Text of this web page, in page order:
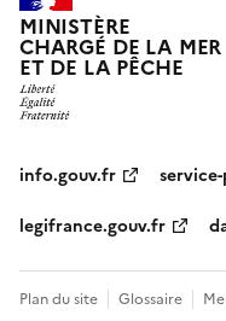
MINISTÈRE
CHARGÉ DE LA MER
ET DE LA PÊCHE
info.gouv.fr
legifrance.gouv.fr
Plan du site Glossaire